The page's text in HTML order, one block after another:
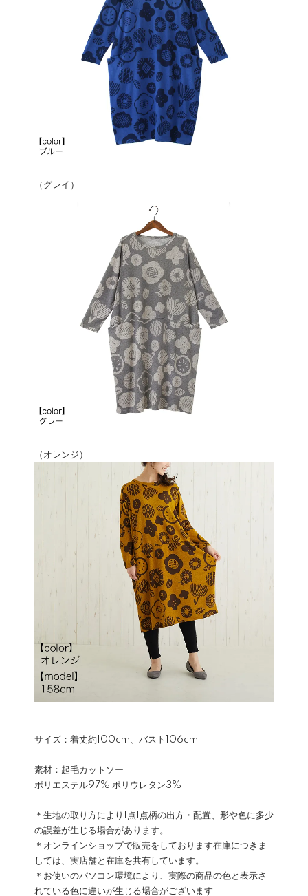
（グレイ）
（オレンジ）
サイズ：着丈約100cm、バスト106cm
素材：起毛カットソー
ポリエステル97% ポリウレタン3%
＊生地の取り方により1点1点柄の出方・配置、形や色に多少
の誤差が生じる場合があります。
＊オンラインショップで販売をしております在庫につきま
しては、実店舗と在庫を共有しています。
＊お使いのパソコン環境により、実際の商品の色と表示さ
れている色に違いが生じる場合がございます